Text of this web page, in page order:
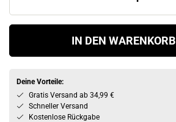
IN DEN WARENKORB
Deine Vorteile:
Gratis Versand ab 34,99 €
Schneller Versand
Kostenlose Rückgabe